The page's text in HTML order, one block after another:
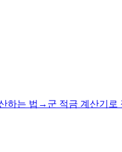
하는 법 →군 적금 계산기로